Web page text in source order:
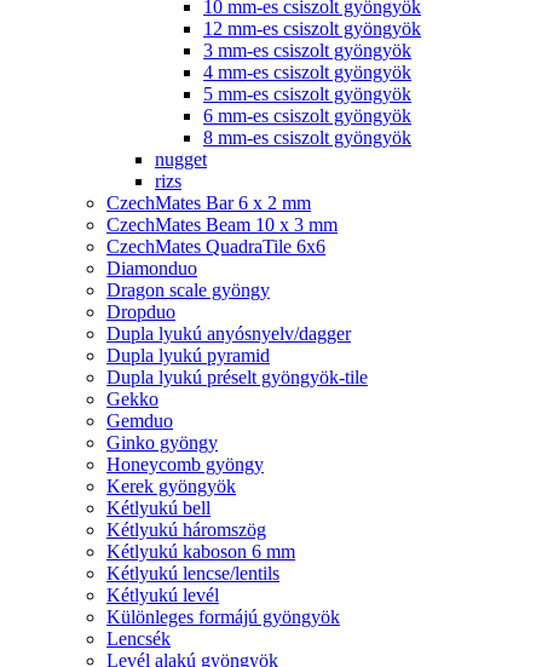
10 mm-es csiszolt gyöngyök
12 mm-es csiszolt gyöngyök
3 mm-es csiszolt gyöngyök
4 mm-es csiszolt gyöngyök
5 mm-es csiszolt gyöngyök
6 mm-es csiszolt gyöngyök
8 mm-es csiszolt gyöngyök
nugget
rizs
CzechMates Bar 6 x 2 mm
CzechMates Beam 10 x 3 mm
CzechMates QuadraTile 6x6
Diamonduo
Dragon scale gyöngy
Dropduo
Dupla lyukú anyósnyelv/dagger
Dupla lyukú pyramid
Dupla lyukú préselt gyöngyök-tile
Gekko
Gemduo
Ginko gyöngy
Honeycomb gyöngy
Kerek gyöngyök
Kétlyukú bell
Kétlyukú háromszög
Kétlyukú kaboson 6 mm
Kétlyukú lencse/lentils
Kétlyukú levél
Különleges formájú gyöngyök
Lencsék
Levél alakú gyöngyök